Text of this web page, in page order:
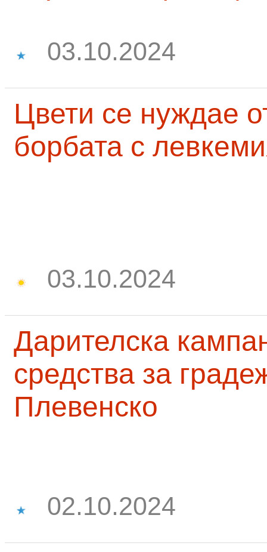
03.10.2024
Цвети се нуждае
борбата с
03.10.2024
Дарителска
средства за
Плевенско
02.10.2024